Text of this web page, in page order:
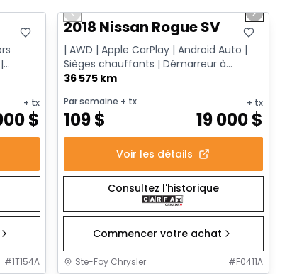
+ tx
$
#1T154A
Previous slide Next
2018 Nissan Rogue SV
| AWD | Apple CarPlay | Android Auto |
Sièges chauffants | Démarreur à
distance
36 575 km
Par semaine + tx
109$
+ tx
19 000$
Voir les détails
Consultez l'historique
Commencer votre achat
Ste-Foy Chrysler #F0411A